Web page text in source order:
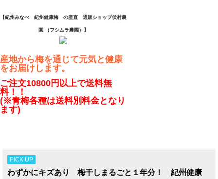
【紀州みなべ 紀州健康梅 の産直 通販ショップ伏村農
園 （フシムラ農園）】
産地から梅を通じて元気と健康
をお届けします。
ご注文10800円以上で送料無
料！！
(※青梅各種は送料別料金となり
ます)
PICK UP
わずかにキズあり 梅干しまるごと１年分！ 紀州健康